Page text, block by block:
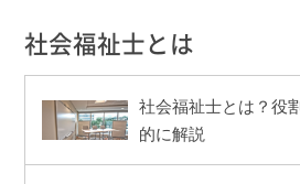
社会福祉士とは
社会福祉士とは？役
的に解説